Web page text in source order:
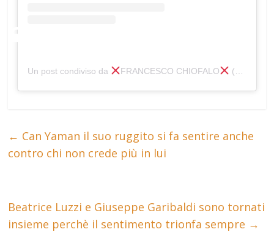
Un post condiviso da FRANCESCO CHIOFALO (@francescochiofalo_)
← Can Yaman il suo ruggito si fa sentire anche
contro chi non crede più in lui
Beatrice Luzzi e Giuseppe Garibaldi sono tornati
insieme perchè il sentimento trionfa sempre →